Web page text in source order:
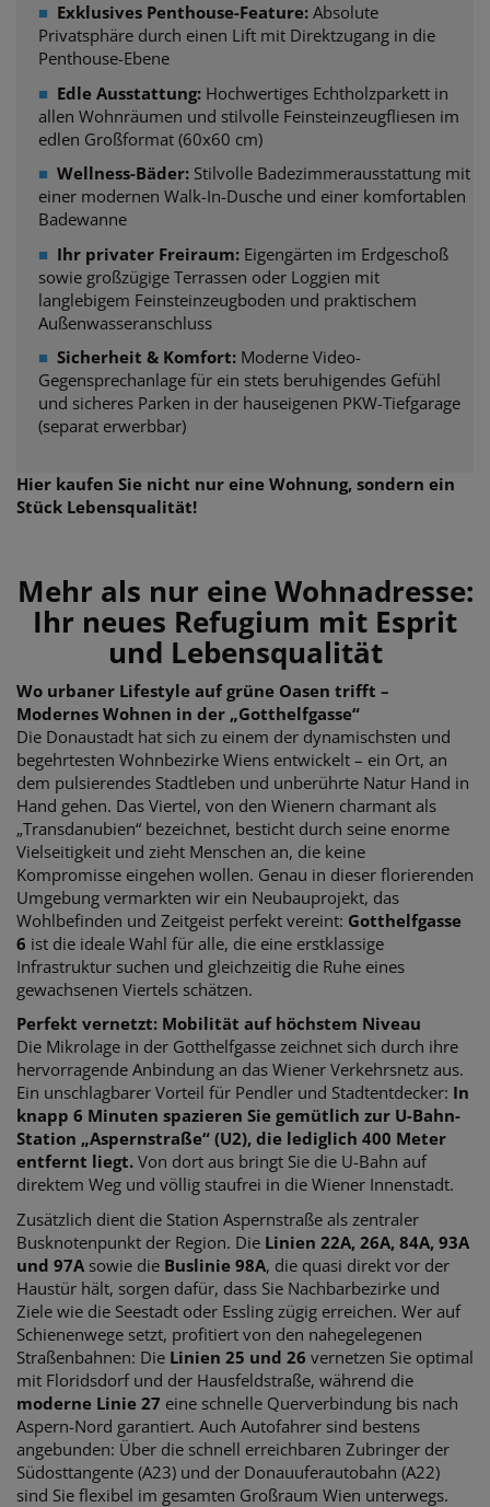
■ Exklusives Penthouse-Feature: Absolute
Privatsphäre durch einen Lift mit Direktzugang in die
Penthouse-Ebene
■ Edle Ausstattung: Hochwertiges Echtholzparkett in
allen Wohnräumen und stilvolle Feinsteinzeugfliesen im
edlen Großformat (60x60 cm)
■ Wellness-Bäder: Stilvolle Badezimmerausstattung mit
einer modernen Walk-In-Dusche und einer komfortablen
Badewanne
■ Ihr privater Freiraum: Eigengärten im Erdgeschoß
sowie großzügige Terrassen oder Loggien mit
langlebigem Feinsteinzeugboden und praktischem
Außenwasseranschluss
■ Sicherheit & Komfort: Moderne Video-
Gegensprechanlage für ein stets beruhigendes Gefühl
und sicheres Parken in der hauseigenen PKW-Tiefgarage
(separat erwerbbar)
Hier kaufen Sie nicht nur eine Wohnung, sondern ein
Stück Lebensqualität!
Mehr als nur eine Wohnadresse:
Ihr neues Refugium mit Esprit
und Lebensqualität
Wo urbaner Lifestyle auf grüne Oasen trifft –
Modernes Wohnen in der „Gotthelfgasse“
Die Donaustadt hat sich zu einem der dynamischsten und
begehrtesten Wohnbezirke Wiens entwickelt – ein Ort, an
dem pulsierendes Stadtleben und unberührte Natur Hand in
Hand gehen. Das Viertel, von den Wienern charmant als
„Transdanubien“ bezeichnet, besticht durch seine enorme
Vielseitigkeit und zieht Menschen an, die keine
Kompromisse eingehen wollen. Genau in dieser florierenden
Umgebung vermarkten wir ein Neubauprojekt, das
Wohlbefinden und Zeitgeist perfekt vereint: Gotthelfgasse
6 ist die ideale Wahl für alle, die eine erstklassige
Infrastruktur suchen und gleichzeitig die Ruhe eines
gewachsenen Viertels schätzen.
Perfekt vernetzt: Mobilität auf höchstem Niveau
Die Mikrolage in der Gotthelfgasse zeichnet sich durch ihre
hervorragende Anbindung an das Wiener Verkehrsnetz aus.
Ein unschlagbarer Vorteil für Pendler und Stadtentdecker: In
knapp 6 Minuten spazieren Sie gemütlich zur U-Bahn-
Station „Aspernstraße“ (U2), die lediglich 400 Meter
entfernt liegt. Von dort aus bringt Sie die U-Bahn auf
direktem Weg und völlig staufrei in die Wiener Innenstadt.
Zusätzlich dient die Station Aspernstraße als zentraler
Busknotenpunkt der Region. Die Linien 22A, 26A, 84A, 93A
und 97A sowie die Buslinie 98A, die quasi direkt vor der
Haustür hält, sorgen dafür, dass Sie Nachbarbezirke und
Ziele wie die Seestadt oder Essling zügig erreichen. Wer auf
Schienenwege setzt, profitiert von den nahegelegenen
Straßenbahnen: Die Linien 25 und 26 vernetzen Sie optimal
mit Floridsdorf und der Hausfeldstraße, während die
moderne Linie 27 eine schnelle Querverbindung bis nach
Aspern-Nord garantiert. Auch Autofahrer sind bestens
angebunden: Über die schnell erreichbaren Zubringer der
Südosttangente (A23) und der Donauuferautobahn (A22)
sind Sie flexibel im gesamten Großraum Wien unterwegs.